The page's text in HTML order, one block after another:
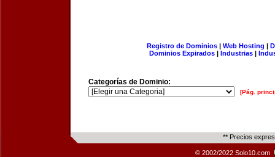
Registro de Dominios| Web Hosting |
Dominios Expirados | Industrias |
Categorías de Dominio:
[Pág.
** Precios
© 2002/2022 Solo10.com